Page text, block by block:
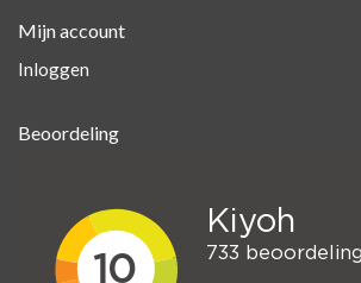
Mijn account
Inloggen
Beoordeling